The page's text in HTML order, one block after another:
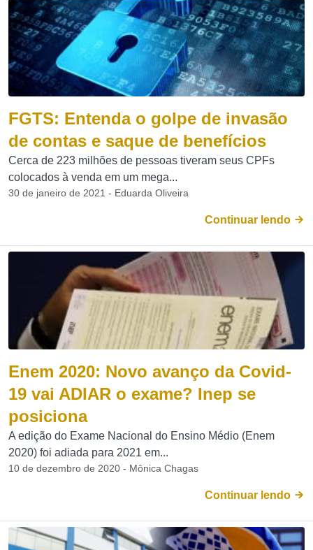
FGTS: Entenda o golpe de invasão
de contas e saque de benefícios
Cerca de 223 milhões de pessoas tiveram seus CPFs
colocados à venda em um mega...
30 de janeiro de 2021 - Eduarda Oliveira
Continuar lendo
Enem 2020: Novo avanço da Covid-
19 vai ADIAR o exame? Inep se
posiciona
A edição do Exame Nacional do Ensino Médio (Enem
2020) foi adiada para 2021 em...
10 de dezembro de 2020 - Mônica Chagas
Continuar lendo